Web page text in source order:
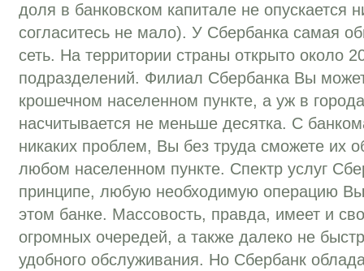
доля в банковском капитале не опускается
согласитесь не мало). У Сбербанка самая
сеть. На территории страны открыто около
подразделений. Филиал Сбербанка Вы
крошечном населенном пункте, а уж в
насчитывается не меньше десятка. С
никаких проблем, Вы без труда сможете их
любом населенном пункте. Спектр услуг
принципе, любую необходимую операцию
этом банке. Массовость, правда, имеет и
огромных очередей, а также далеко не
удобного обслуживания. Но Сбербанк